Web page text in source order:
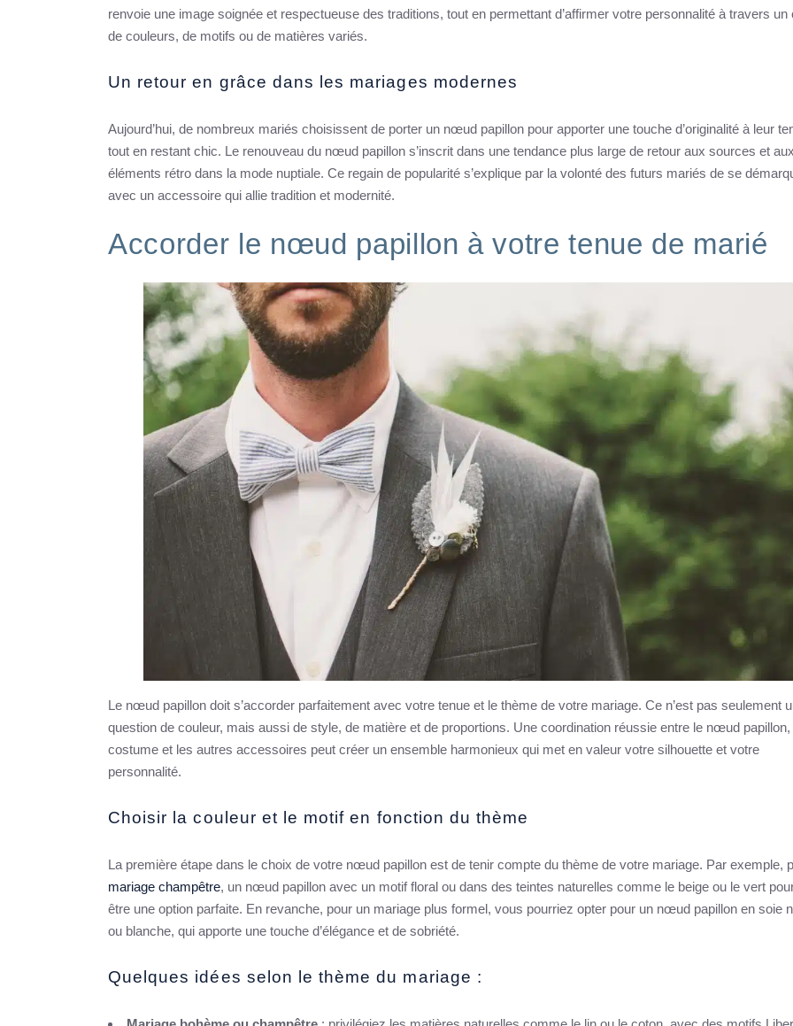
renvoie une image soignée et respectueuse des traditions, tout en permettant d’affirmer votre personnalité à travers un
de couleurs, de motifs ou de matières variés.
Un retour en grâce dans les mariages modernes
Aujourd’hui, de nombreux mariés choisissent de porter un nœud papillon pour apporter une touche d’originalité à leur
tout en restant chic. Le renouveau du nœud papillon s’inscrit dans une tendance plus large de retour aux sources et aux
éléments rétro dans la mode nuptiale. Ce regain de popularité s’explique par la volonté des futurs mariés de se
avec un accessoire qui allie tradition et modernité.
Accorder le nœud papillon à votre tenue de marié
Le nœud papillon doit s’accorder parfaitement avec votre tenue et le thème de votre mariage. Ce n’est pas seulement
question de couleur, mais aussi de style, de matière et de proportions. Une coordination réussie entre le nœud papillon,
costume et les autres accessoires peut créer un ensemble harmonieux qui met en valeur votre silhouette et votre
personnalité.
Choisir la couleur et le motif en fonction du thème
La première étape dans le choix de votre nœud papillon est de tenir compte du thème de votre mariage. Par exemple,
mariage champêtre, un nœud papillon avec un motif floral ou dans des teintes naturelles comme le beige ou le vert
être une option parfaite. En revanche, pour un mariage plus formel, vous pourriez opter pour un nœud papillon en soie
ou blanche, qui apporte une touche d’élégance et de sobriété.
Quelques idées selon le thème du mariage :